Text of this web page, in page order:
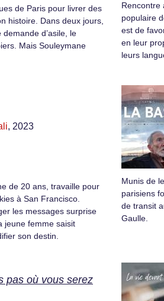
de Paris pour livrer des
histoire. Dans deux jours,
d’asile, le
Mais Souleymane
Rencontre
populaire
est de
en leur
leurs
, 2023
de 20 ans, travaille pour
à San Francisco.
les messages surprise
jeune femme saisit
son destin.
Munis de
parisiens
de transit
Gaulle.
pas où vous serez